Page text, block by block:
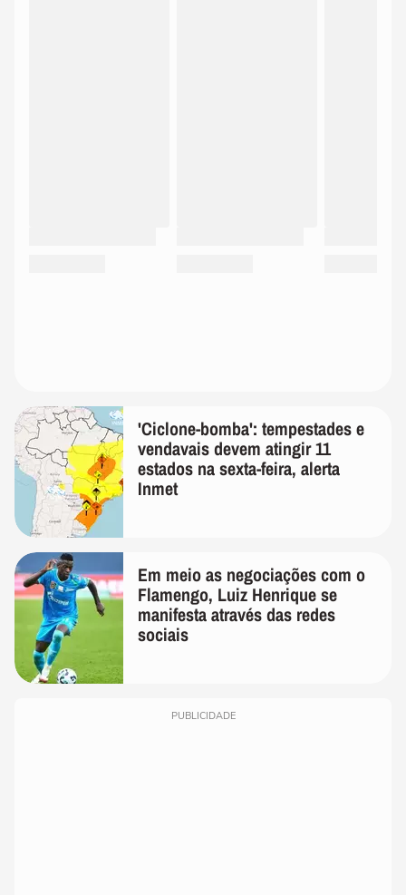
'Ciclone-bomba': tempestades e
vendavais devem atingir 11
estados na sexta-feira, alerta
Inmet
Em meio as negociações com o
Flamengo, Luiz Henrique se
manifesta através das redes
sociais
PUBLICIDADE